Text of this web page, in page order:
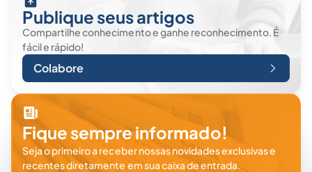
Publique seus artigos
Compartilhe conhecimento e ganhe reconhecimento. É
fácil e rápido!
Colabore
Fique sempre informado!
Seja o primeiro a receber nossas novidades exclusivas e
recentes diretamente em sua caixa de entrada.